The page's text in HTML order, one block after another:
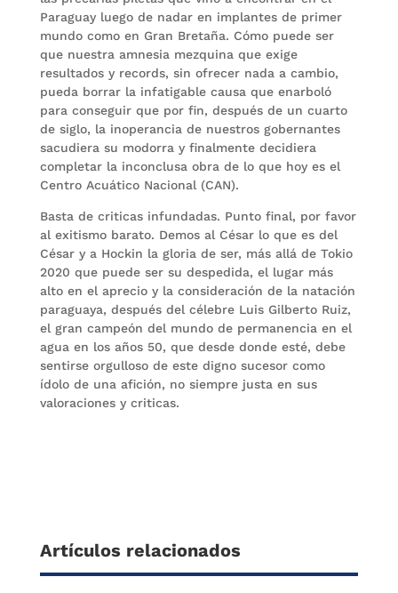
Paraguay luego de nadar en implantes de primer
mundo como en Gran Bretaña. Cómo puede ser
que nuestra amnesia mezquina que exige
resultados y records, sin ofrecer nada a cambio,
pueda borrar la infatigable causa que enarboló
para conseguir que por fin, después de un cuarto
de siglo, la inoperancia de nuestros gobernantes
sacudiera su modorra y finalmente decidiera
completar la inconclusa obra de lo que hoy es el
Centro Acuático Nacional (CAN).
Basta de criticas infundadas. Punto final, por favor
al exitismo barato. Demos al César lo que es del
César y a Hockin la gloria de ser, más allá de Tokio
2020 que puede ser su despedida, el lugar más
alto en el aprecio y la consideración de la natación
paraguaya, después del célebre Luis Gilberto Ruiz,
el gran campeón del mundo de permanencia en el
agua en los años 50, que desde donde esté, debe
sentirse orgulloso de este digno sucesor como
ídolo de una afición, no siempre justa en sus
valoraciones y criticas.
Artículos relacionados